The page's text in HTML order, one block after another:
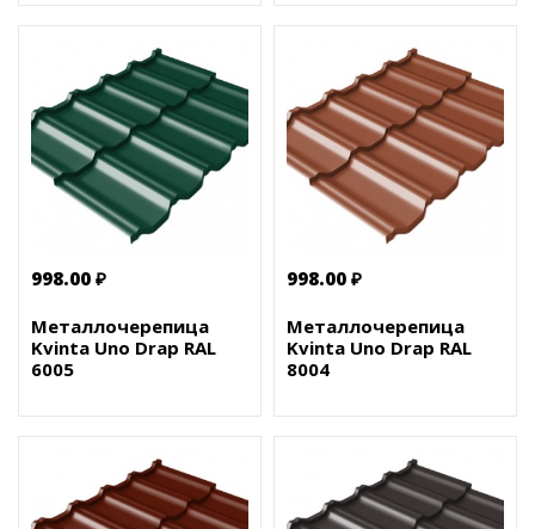
998.00 ₽
Металлочерепица
Kvinta Uno Drap RAL
6005
998.00 ₽
Металлочерепица
Kvinta Uno Drap RAL
8004